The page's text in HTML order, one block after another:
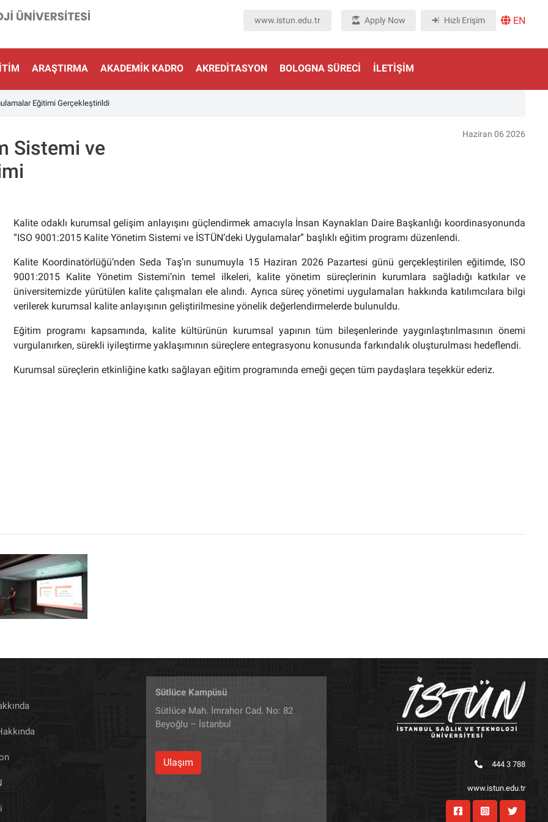
www.istun.edu.tr Apply Now Hızlı Erişim EN
ARAŞTIRMA AKADEMIK KADRO AKREDİTASYON BOLOGNA SÜRECI İLETIŞIM
Eğitimi Gerçekleştirildi
Sistemi ve
Haziran 06 2026
Kalite odaklı kurumsal gelişim anlayışını güçlendirmek amacıyla İnsan Kaynakları Daire Başkanlığı koordinasyonunda
“ISO 9001:2015 Kalite Yönetim Sistemi ve İSTÜN’deki Uygulamalar” başlıklı eğitim programı düzenlendi.
Kalite Koordinatörlüğü’nden Seda Taş’ın sunumuyla 15 Haziran 2026 Pazartesi günü gerçekleştirilen eğitimde, ISO
9001:2015 Kalite Yönetim Sistemi’nin temel ilkeleri, kalite yönetim süreçlerinin kurumlara sağladığı katkılar ve
üniversitemizde yürütülen kalite çalışmaları ele alındı. Ayrıca süreç yönetimi uygulamaları hakkında katılımcılara bilgi
verilerek kurumsal kalite anlayışının geliştirilmesine yönelik değerlendirmelerde bulunuldu.
Eğitim programı kapsamında, kalite kültürünün kurumsal yapının tüm bileşenlerinde yaygınlaştırılmasının önemi
vurgulanırken, sürekli iyileştirme yaklaşımının süreçlere entegrasyonu konusunda farkındalık oluşturulması hedeflendi.
Kurumsal süreçlerin etkinliğine katkı sağlayan eğitim programında emeği geçen tüm paydaşlara teşekkür ederiz.
Sütlüce Kampüsü
Sütlüce Mah. İmrahor Cad. No: 82
Beyoğlu – İstanbul
Ulaşım 444 3 788
www.istun.edu.tr